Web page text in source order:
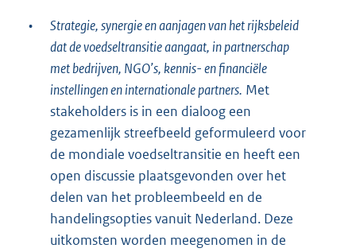
•
Strategie, synergie en aanjagen van het rijksbeleid
dat de voedseltransitie aangaat, in partnerschap
met bedrijven, NGO’s, kennis- en financiële
instellingen en internationale partners. Met
stakeholders is in een dialoog een
gezamenlijk streefbeeld geformuleerd voor
de mondiale voedseltransitie en heeft een
open discussie plaatsgevonden over het
delen van het probleembeeld en de
handelingsopties vanuit Nederland. Deze
uitkomsten worden meegenomen in de